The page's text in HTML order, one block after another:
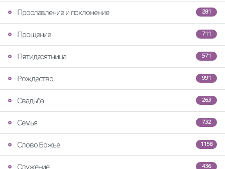
281
Прославление и поклонение
711
Прощение
571
Пятидесятница
991
Рождество
263
Свадьба
732
Семья
1158
Слово Божье
436
Служение